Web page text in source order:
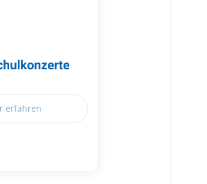
erfahren